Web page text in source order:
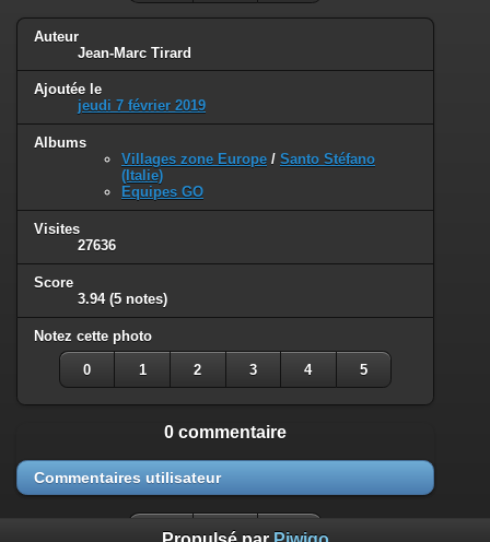
Auteur
Jean-Marc Tirard
Ajoutée le
jeudi 7 février 2019
Albums
Villages zone Europe / Santo Stéfano
(Italie)
Equipes GO
Visites
27636
Score
3.94 (5 notes)
Notez cette photo
0 1 2 3 4 5
0 commentaire
Commentaires utilisateur